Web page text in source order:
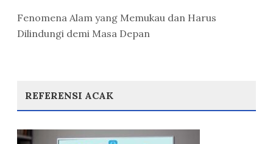
Fenomena Alam yang Memukau dan Harus
Dilindungi demi Masa Depan
REFERENSI ACAK